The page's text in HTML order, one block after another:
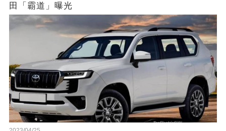
田「霸道」曝光